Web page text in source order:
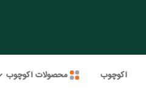
آکوچوب محصولات آکوچوب